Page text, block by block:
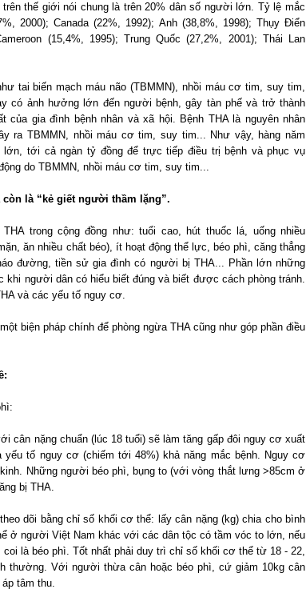
thế giới nói chung là trên 20% dân số người lớn. Tỷ lệ mắc
2000); Canada (22%, 1992); Anh (38,8%, 1998); Thụy Điển
(15,4%, 1995); Trung Quốc (27,2%, 2001); Thái Lan
tai biến mạch máu não (TBMMN), nhồi máu cơ tim, suy tim,
có ảnh hưởng lớn đến người bệnh, gây tàn phế và trở thành
của gia đình bệnh nhân và xã hội. Bệnh THA là nguyên nhân
ra TBMMN, nhồi máu cơ tim, suy tim... Như vậy, hàng năm
tới cả ngàn tỷ đồng để trực tiếp điều trị bệnh và phục vụ
do TBMMN, nhồi máu cơ tim, suy tim...
là “kẻ giết người thầm lặng”.
trong cộng đồng như: tuổi cao, hút thuốc lá, uống nhiều
ăn nhiều chất béo), ít hoạt động thể lực, béo phì, căng thẳng
đường, tiền sử gia đình có người bị THA... Phần lớn những
người dân có hiểu biết đúng và biết được cách phòng tránh.
và các yếu tố nguy cơ.
biện pháp chính để phòng ngừa THA cũng như góp phần điều
cân nặng chuẩn (lúc 18 tuổi) sẽ làm tăng gấp đôi nguy cơ xuất
yếu tố nguy cơ (chiếm tới 48%) khả năng mắc bệnh. Nguy cơ
Những người béo phì, bụng to (với vòng thắt lưng >85cm ở
bị THA.
dõi bằng chỉ số khối cơ thể: lấy cân nặng (kg) chia cho bình
ở người Việt Nam khác với các dân tộc có tầm vóc to lớn, nếu
là béo phì. Tốt nhất phải duy trì chỉ số khối cơ thể từ 18 - 22,
Với người thừa cân hoặc béo phì, cứ giảm 10kg cân
tâm thu.